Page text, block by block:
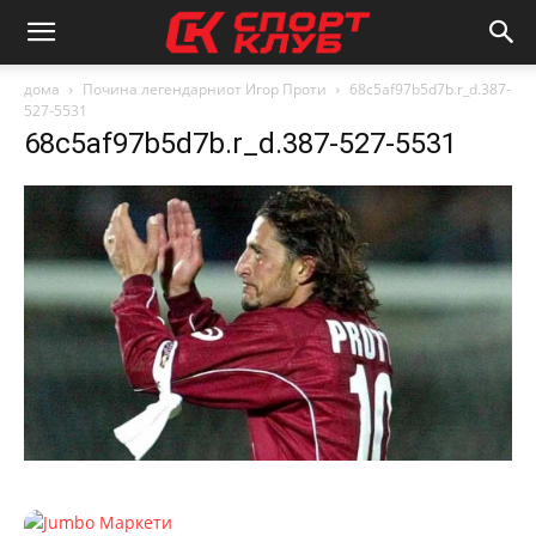
дома Почина легендарниот Игор Проти
68c5af97b5d7b.r_d.387-
527-5531
68c5af97b5d7b.r_d.387-527-5531